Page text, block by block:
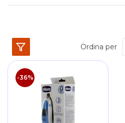
Ordina per
-36%